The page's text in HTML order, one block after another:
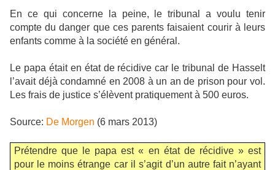
En ce qui concerne la peine, le tribunal a voulu tenir
compte du danger que ces parents faisaient courir à leurs
enfants comme à la société en général.
Le papa était en état de récidive car le tribunal de Hasselt
l’avait déjà condamné en 2008 à un an de prison pour vol.
Les frais de justice s’élèvent pratiquement à 500 euros.
Source: De Morgen (6 mars 2013)
Prétendre que le papa est « en état de récidive » est
pour le moins étrange car il s’agit d’un autre fait n’ayant